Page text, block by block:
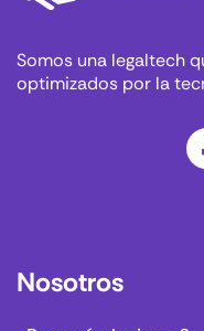
Somos una legaltech
optimizados por la
Nosotros